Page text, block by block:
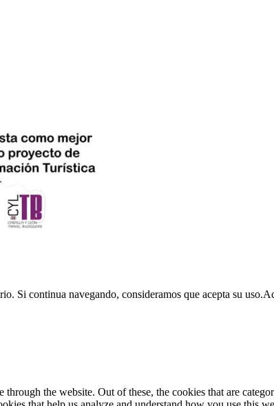
Si continua navegando, consideramos que acepta su uso.
the website. Out of these, the cookies that are